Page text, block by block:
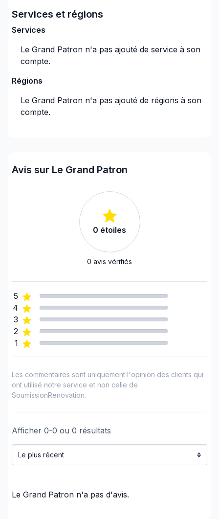
Services et régions
Services
Le Grand Patron n'a pas ajouté de service à son
compte.
Régions
Le Grand Patron n'a pas ajouté de régions à son
compte.
Avis sur Le Grand Patron
0 étoiles
0 avis vérifiés
5
4
3
2
1
Les commentaires sont uniquement l'opinion des clients qui
ont utilisé notre service et non celle de
SoumissionRenovation.
Afficher 0-0 ou 0 résultats
Le Grand Patron n'a pas d'avis.